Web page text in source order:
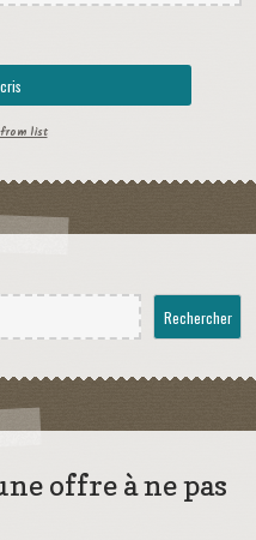
list
Rechercher
offre à ne pas